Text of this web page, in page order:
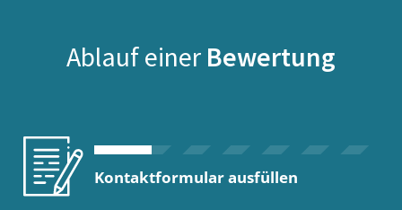
Ablauf einer Bewertung
Kontaktformular ausfüllen